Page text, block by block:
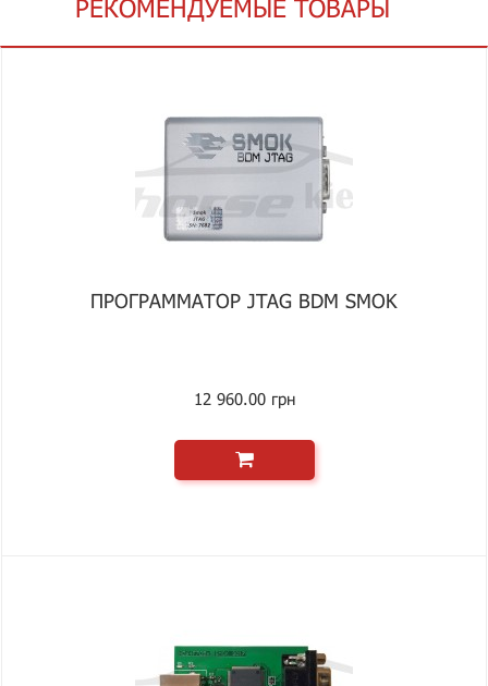
РЕКОМЕНДУЕМЫЕ ТОВАРЫ
ПРОГРАММАТОР JTAG BDM SMOK
12 960.00 грн